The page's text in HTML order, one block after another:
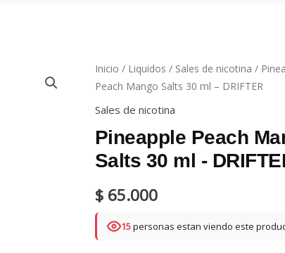
Inicio / Liquidos / Sales de nicotina /
Peach Mango Salts 30 ml – DRIFTER
Sales de nicotina
Pineapple Peach
Salts 30 ml -
$65.000
15personas estan viendo este